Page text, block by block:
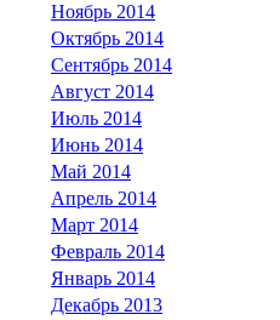
Ноябрь 2014
Октябрь 2014
Сентябрь 2014
Август 2014
Июль 2014
Июнь 2014
Май 2014
Апрель 2014
Март 2014
Февраль 2014
Январь 2014
Декабрь 2013